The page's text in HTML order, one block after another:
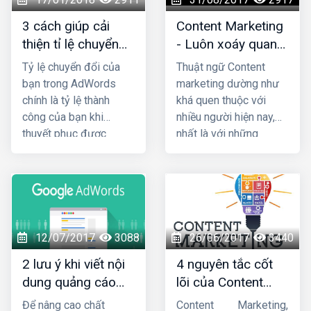
thức tạo tiêu đề của
bạn là gì? Với bài viết
này,
websitehaiphong.vnsẽ
mách bạn một vài bí
quyết để tạo tiêu đề
content thu hút, hiệu
quả.
chưa biết làm thế nào
và bắt đầu từ đâu.
Vậy thì bạn hãy tham
khảo một số thủ thuật
hay dưới đây để giúp
website của bạn thêm
chất lượng và chuyên
nghiệp hơn nhé.
3 cách giúp cải
thiện tỉ lệ chuyển
đổi Adwords
Tỷ lệ chuyển đổi của
bạn trong AdWords
chính là tỷ lệ thành
công của bạn khi
thuyết phục được
hiện một hành động cụ
thể nào đó, chẳng hạn
như mua sản phẩm hay
bỏ vào giỏ hàng.
Content Marketing
- Luôn xoáy quanh
những câu hỏi
Thuật ngữ Content
marketing dường như
khá quen thuộc với
nhiều người hiện nay,
nhất là với những
Marketing. Content
được xây dựng không
chỉ là những câu chữ
được viết ra rồi để đấy,
chúng là yếu tố cực kỳ
quan trọng để cung
cấp thông tin cho
người đọc, níu chân
12/07/2017 3088
2 lưu ý khi viết nội
dung quảng cáo
Google Adwords
Để nâng cao chất
26/06/2017 3440
4 nguyên tắc cốt
lõi của Content
Marketing
Content Marketing,